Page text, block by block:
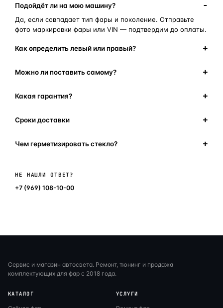
Подойдёт ли на мою машину?
Да, если совпадает тип фары и поколение. Отправьте
фото маркировки фары или VIN — подтвердим до оплаты.
Как определить левый или правый?
Можно ли поставить самому?
Какая гарантия?
Сроки доставки
Чем герметизировать стекло?
НЕ НАШЛИ ОТВЕТ?
+7 (969) 108-10-00
Сервис и магазин автосвета. Ремонт, тюнинг и продажа
комплектующих для фар с 2018 года.
КАТАЛОГ УСЛУГИ